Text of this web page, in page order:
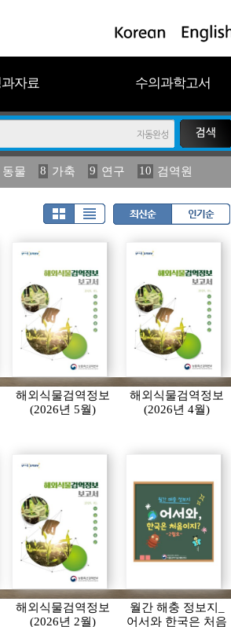
자료 수의과학고서
물 8 가축 9 연구 10 검역원
연보 18 농림수산 19 2023
해외식물검역정보
(2026년 5월)
해외식물검역정보
(2026년 4월)
해외식물검역정보
(2026년 2월)
월간 해충 정보지_
어서와 한국은 처음